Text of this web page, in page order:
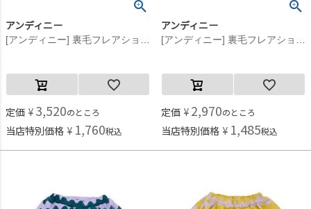
アンディニー
定価 ¥ 3,520のところ
当店特別価格 ¥ 1,760税込
アンディニー
定価 ¥ 2,970のところ
当店特別価格 ¥ 1,485税込